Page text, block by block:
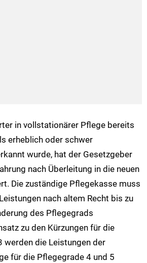
in vollstationärer Pflege bereits
erheblich oder schwer
wurde, hat der Gesetzgeber
nach Überleitung in die neuen
Die zuständige Pflegekasse muss
nach altem Recht bis zu
des Pflegegrads
zu den Kürzungen für die
werden die Leistungen der
für die Pflegegrade 4 und 5